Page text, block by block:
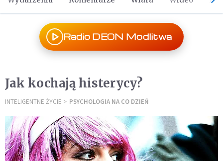
Radio DEON Modlitwa
Jak kochają histerycy?
INTELIGENTNE ŻYCIE PSYCHOLOGIA NA CO DZIEŃ